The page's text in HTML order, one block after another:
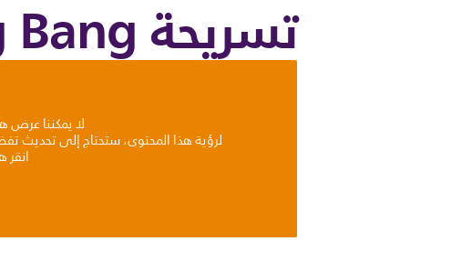
تسريحة Big Bang
لا يمكننا عرض
لرؤية هذا المحتوى، ستحتاج إلى تحديث